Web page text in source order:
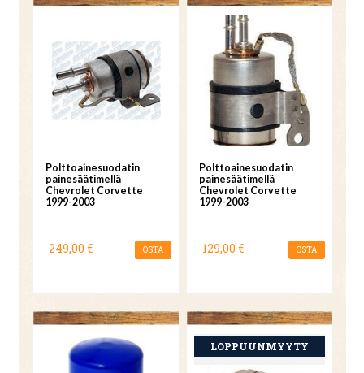
Polttoainesuodatin
painesäätimellä
Chevrolet Corvette
1999-2003
249,00 € OSTA
Polttoainesuodatin
painesäätimellä
Chevrolet Corvette
1999-2003
129,00 € OSTA